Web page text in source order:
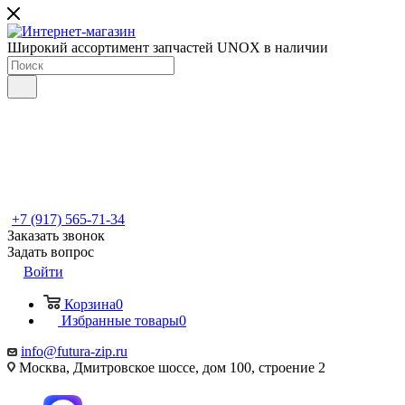
Широкий ассортимент запчастей UNOX в наличии
+7 (917) 565-71-34
Заказать звонок
Задать вопрос
Войти
Корзина0
Избранные товары0
info@futura-zip.ru
Москва, Дмитровское шоссе, дом 100, строение 2